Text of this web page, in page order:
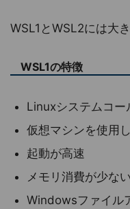
WSL1とWSL2には大
WSL1の特徴
Linuxシステムコ
仮想マシンを使用
起動が高速
メモリ消費が少ない
Windowsファイル